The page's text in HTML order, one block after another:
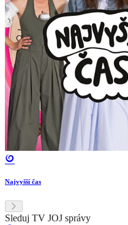
Najvyšší čas
Sleduj TV JOJ správy